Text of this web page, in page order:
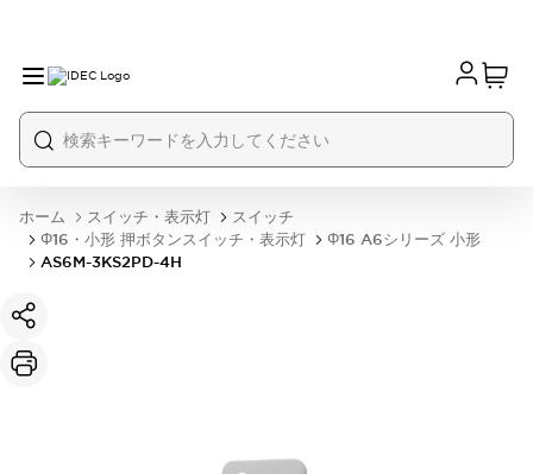
ホーム スイッチ・表示灯
スイッチ
Φ16・小形 押ボタンスイッチ・表示灯
Φ16 A6シリーズ 小形
AS6M-3KS2PD-4H